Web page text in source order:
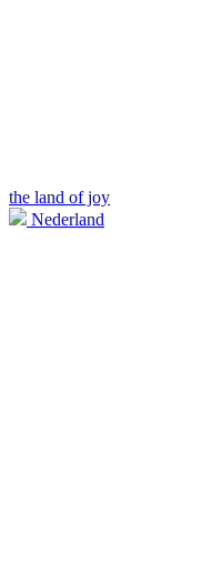
the land of joy
Nederland